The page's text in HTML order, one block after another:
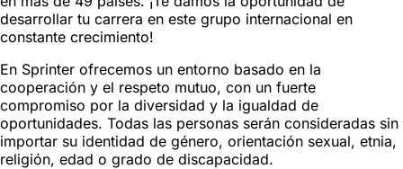
desarrollar tu carrera en este grupo internacional en
constante crecimiento!
En Sprinter ofrecemos un entorno basado en la
cooperación y el respeto mutuo, con un fuerte
compromiso por la diversidad y la igualdad de
oportunidades. Todas las personas serán consideradas sin
importar su identidad de género, orientación sexual, etnia,
religión, edad o grado de discapacidad.